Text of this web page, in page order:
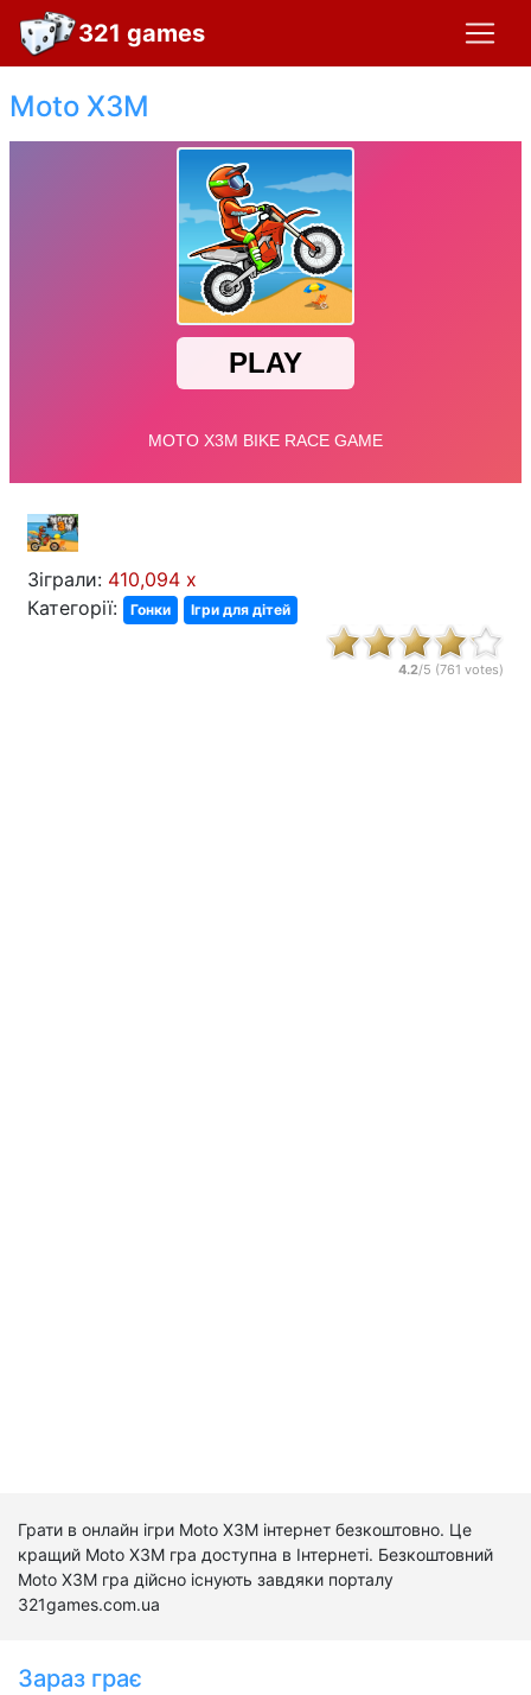
321 games
Moto X3M
Зіграли: 410,094 x
Категорії:
Гонки Ігри для дітей
4.2/5 (761 votes)
Грати в онлайн ігри Moto X3M інтернет безкоштовно. Це
кращий Moto X3M гра доступна в Інтернеті. Безкоштовний
Moto X3M гра дійсно існують завдяки порталу
321games.com.ua
Зараз грає